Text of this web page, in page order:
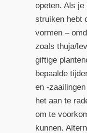
opeten. Als je
struiken hebt
vormen –
zoals thuja/
giftige
bepaalde
en -
het aan te
om te
kunnen.